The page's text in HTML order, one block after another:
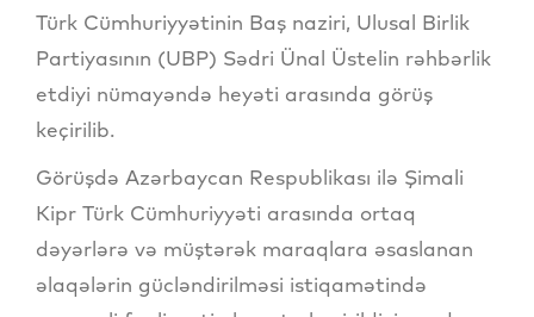
Türk Cümhuriyyətinin Baş naziri, Ulusal Birlik
Partiyasının (UBP) Sədri Ünal Üstelin rəhbərlik
etdiyi nümayəndə heyəti arasında görüş
keçirilib.
Görüşdə Azərbaycan Respublikası ilə Şimali
Kipr Türk Cümhuriyyəti arasında ortaq
dəyərlərə və müştərək maraqlara əsaslanan
əlaqələrin gücləndirilməsi istiqamətində